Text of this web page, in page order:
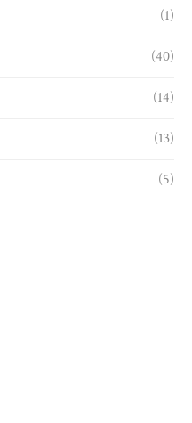
(1)
(40)
(14)
(13)
(5)